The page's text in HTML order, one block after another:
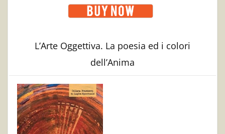
L’Arte Oggettiva. La poesia ed i colori
dell’Anima